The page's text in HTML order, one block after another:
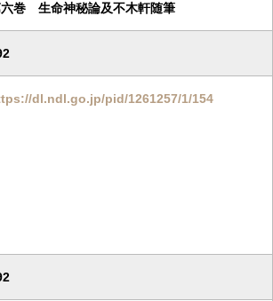
巻 生命神秘論及不木軒随筆
dl.ndl.go.jp/pid/1261257/1/154